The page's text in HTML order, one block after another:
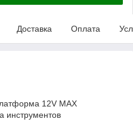
Доставка Оплата
12V MAX
инструментов